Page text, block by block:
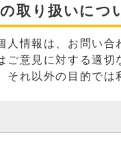
取り扱いにつ
人情報は、お問い合
ご意見に対する適切
それ以外の目的では